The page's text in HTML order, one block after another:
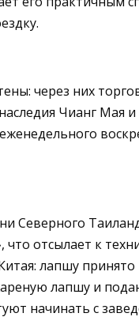
через них
Чианг Мая
Северного
что отсылает к
лапшу
лапшу и
начинать с